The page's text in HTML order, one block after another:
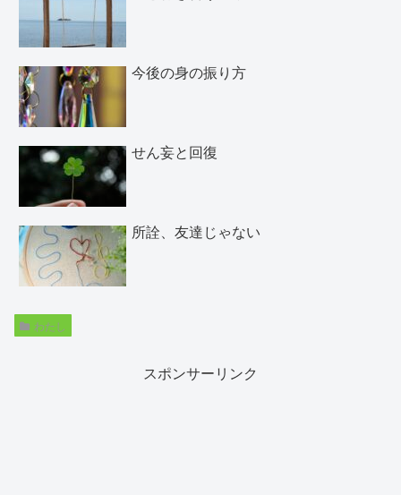
今後の身の振り方
せん妄と回復
所詮、友達じゃない
わたし
スポンサーリンク